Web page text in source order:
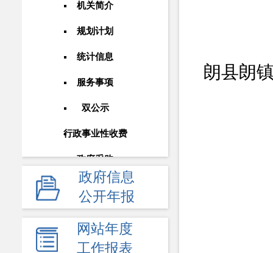
机关简介
规划计划
统计信息
服务事项
双公示
行政事业性收费
政府采购
重大建设项目
民生领域
应急管理
政府信息
公开年报
网站年度
工作报表
朗县朗